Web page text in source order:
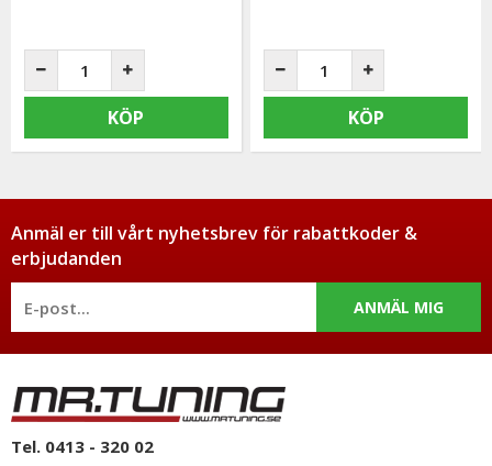
KÖP KÖP
Anmäl er till vårt nyhetsbrev för rabattkoder &
erbjudanden
ANMÄL MIG
Tel. 0413 - 320 02